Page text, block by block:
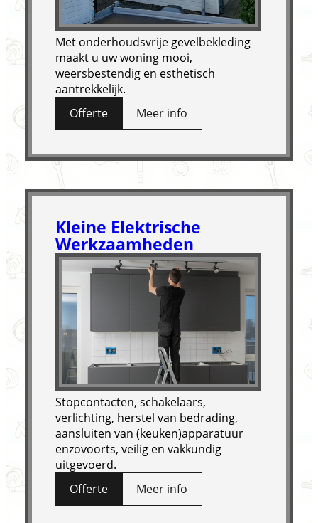
Met onderhoudsvrije gevelbekleding
maakt u uw woning mooi,
weersbestendig en esthetisch
aantrekkelijk.
Offerte
Meer info
Kleine Elektrische
Werkzaamheden
Stopcontacten, schakelaars,
verlichting, herstel van bedrading,
aansluiten van (keuken)apparatuur
enzovoorts, veilig en vakkundig
uitgevoerd.
Offerte
Meer info